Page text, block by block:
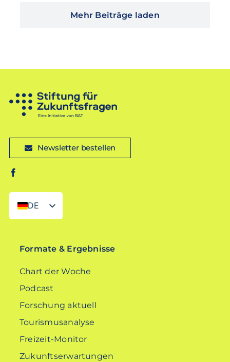
Mehr Beiträge laden
Newsletter bestellen
DE
EN
Formate & Ergebnisse
Chart der Woche
Podcast
Forschung aktuell
Tourismusanalyse
Freizeit-Monitor
Zukunftserwartungen